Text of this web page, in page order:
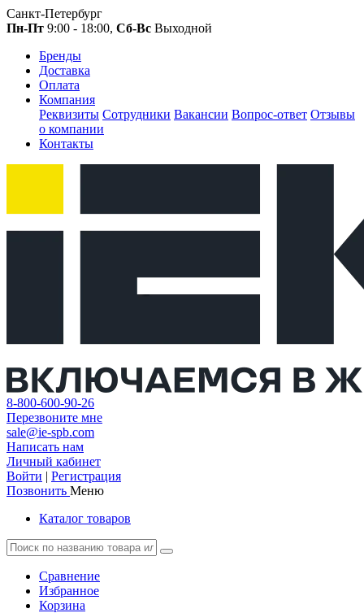
Санкт-Петербург
Пн-Пт 9:00 - 18:00, Сб-Вс Выходной
Бренды
Доставка
Оплата
Компания
Реквизиты Сотрудники Вакансии Вопрос-ответ Отзывы
о компании
Контакты
8-800-600-90-26
Перезвоните мне
sale@ie-spb.com
Написать нам
Личный кабинет
Войти | Регистрация
Позвонить Меню
Каталог товаров
Сравнение
Избранное
Корзина